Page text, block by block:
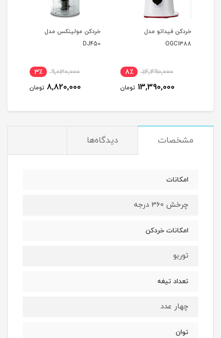
خردکن فیداتو مدل
OGC1388
14,490,000 8٪
13,390,000 تومان
خردکن مولینکس مدل
DJ450
9,030,000 3٪
8,820,000 تومان
مشخصات دیدگاه‌ها
امکانات
چرخش 360 درجه
امکانات خردکن
توربو
تعداد تیغه
چهار عدد
توان